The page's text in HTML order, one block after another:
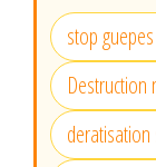
stop
deratisation